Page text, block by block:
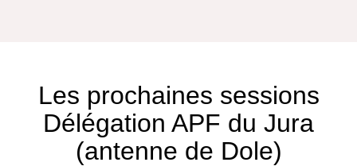
Les prochaines sessions
Délégation APF du Jura
(antenne de Dole)